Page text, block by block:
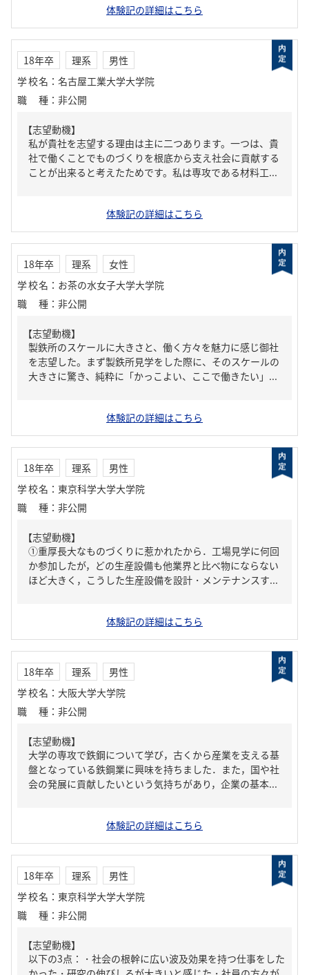
体験記の詳細はこちら
18年卒 理系
男性
学校名 ： 名古屋工業大学大学院
職種 ： 非公開
【志望動機】
私が貴社を志望する理由は主に二つあります。一つは、貴
社で働くことでものづくりを根底から支え社会に貢献する
ことが出来ると考えたためです。私は専攻である材料工...
体験記の詳細はこちら
18年卒 理系
女性
学校名 ： お茶の水女子大学大学院
職種 ： 非公開
【志望動機】
製鉄所のスケールに大きさと、働く方々を魅力に感じ御社
を志望した。まず製鉄所見学をした際に、そのスケールの
大きさに驚き、純粋に「かっこよい、ここで働きたい」...
体験記の詳細はこちら
18年卒 理系
男性
学校名 ： 東京科学大学大学院
職種 ： 非公開
【志望動機】
①重厚長大なものづくりに惹かれたから．工場見学に何回
か参加したが，どの生産設備も他業界と比べ物にならない
ほど大きく，こうした生産設備を設計・メンテナンスす...
体験記の詳細はこちら
18年卒 理系
男性
学校名 ： 大阪大学大学院
職種 ： 非公開
【志望動機】
大学の専攻で鉄鋼について学び，古くから産業を支える基
盤となっている鉄鋼業に興味を持ちました．また，国や社
会の発展に貢献したいという気持ちがあり，企業の基本...
体験記の詳細はこちら
18年卒 理系
男性
学校名 ： 東京科学大学大学院
職種 ： 非公開
【志望動機】
以下の3点：・社会の根幹に広い波及効果を持つ仕事をした